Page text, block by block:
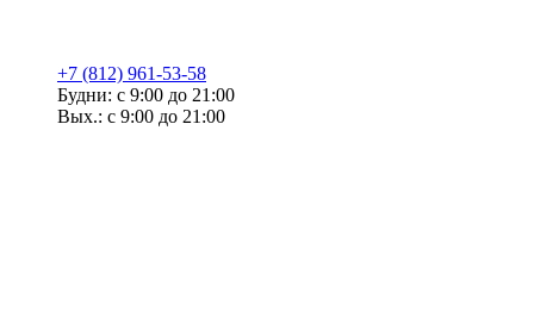
+7 (812) 961-53-58
Будни: с 9:00 до 21:00
Вых.: с 9:00 до 21:00